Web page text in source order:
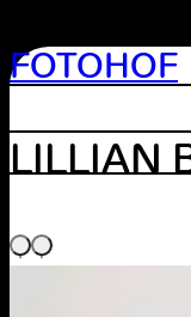
FOTOHOF
LILLIAN